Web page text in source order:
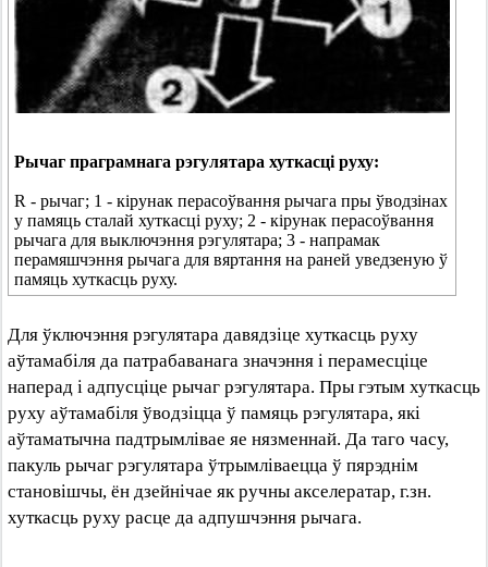
Рычаг праграмнага рэгулятара хуткасці руху:
R - рычаг; 1 - кірунак перасоўвання рычага пры ўводзінах
у памяць сталай хуткасці руху; 2 - кірунак перасоўвання
рычага для выключэння рэгулятара; 3 - напрамак
перамяшчэння рычага для вяртання на раней уведзеную ў
памяць хуткасць руху.
Для ўключэння рэгулятара давядзіце хуткасць руху
аўтамабіля да патрабаванага значэння і перамесціце
наперад і адпусціце рычаг рэгулятара. Пры гэтым хуткасць
руху аўтамабіля ўводзіцца ў памяць рэгулятара, які
аўтаматычна падтрымлівае яе нязменнай. Да таго часу,
пакуль рычаг рэгулятара ўтрымліваецца ў пярэднім
становішчы, ён дзейнічае як ручны акселератар, г.зн.
хуткасць руху расце да адпушчэння рычага.